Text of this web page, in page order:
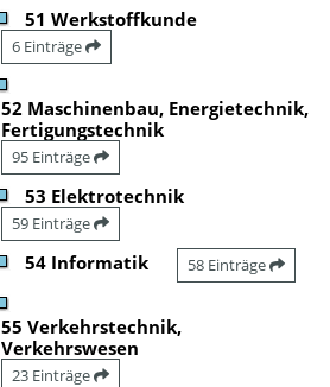
51 Werkstoffkunde
6 Einträge
52 Maschinenbau, Energietechnik,
Fertigungstechnik
95 Einträge
53 Elektrotechnik
59 Einträge
54 Informatik 58 Einträge
55 Verkehrstechnik,
Verkehrswesen
23 Einträge